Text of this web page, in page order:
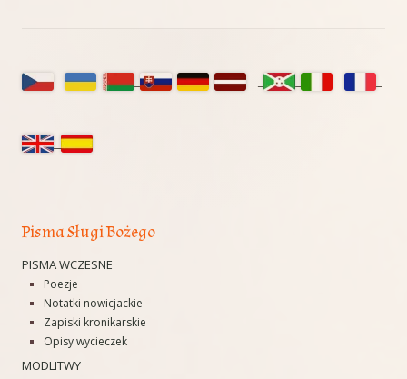
Główny
boczny
Pisma Sługi Bożego
PISMA WCZESNE
Poezje
Notatki nowicjackie
Zapiski kronikarskie
Opisy wycieczek
MODLITWY